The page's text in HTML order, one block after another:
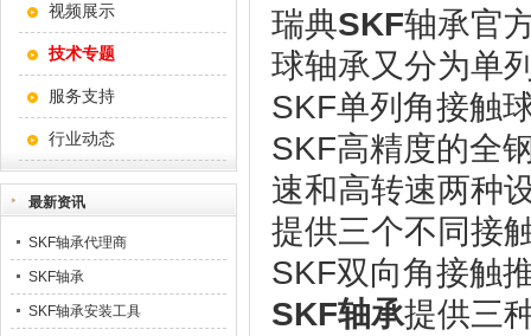
视频展示
技术专题
服务支持
行业动态
最新资讯
SKF轴承代理商
SKF轴承
SKF轴承安装工具
瑞典SKF轴承官
球轴承又分为单
SKF单列角接触
SKF高精度的全
速和高转速两种
提供三个不同接
SKF双向角接触
SKF轴承提供三